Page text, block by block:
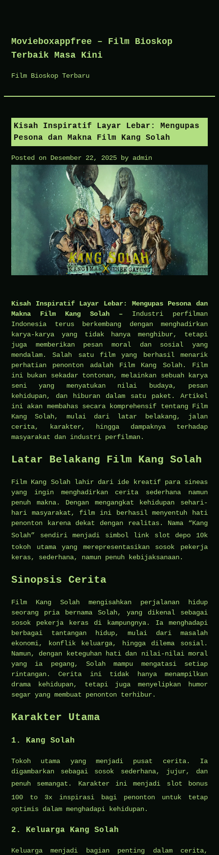
content
Movieboxappfree – Film Bioskop
Terbaik Masa Kini
Film Bioskop Terbaru
Kisah Inspiratif Layar Lebar: Mengupas
Pesona dan Makna Film Kang Solah
Posted on Desember 22, 2025 by admin
Kisah Inspiratif Layar Lebar: Mengupas Pesona dan
Makna Film Kang Solah – Industri perfilman
Indonesia terus berkembang dengan menghadirkan
karya-karya yang tidak hanya menghibur, tetapi
juga memberikan pesan moral dan sosial yang
mendalam. Salah satu film yang berhasil menarik
perhatian penonton adalah Film Kang Solah. Film
ini bukan sekadar tontonan, melainkan sebuah karya
seni yang menyatukan nilai budaya, pesan
kehidupan, dan hiburan dalam satu paket. Artikel
ini akan membahas secara komprehensif tentang Film
Kang Solah, mulai dari latar belakang, jalan
cerita, karakter, hingga dampaknya terhadap
masyarakat dan industri perfilman.
Latar Belakang Film Kang Solah
Film Kang Solah lahir dari ide kreatif para sineas
yang ingin menghadirkan cerita sederhana namun
penuh makna. Dengan mengangkat kehidupan sehari-
hari masyarakat, film ini berhasil menyentuh hati
penonton karena dekat dengan realitas. Nama “Kang
Solah” sendiri menjadi simbol link slot depo 10k
tokoh utama yang merepresentasikan sosok pekerja
keras, sederhana, namun penuh kebijaksanaan.
Sinopsis Cerita
Film Kang Solah mengisahkan perjalanan hidup
seorang pria bernama Solah, yang dikenal sebagai
sosok pekerja keras di kampungnya. Ia menghadapi
berbagai tantangan hidup, mulai dari masalah
ekonomi, konflik keluarga, hingga dilema sosial.
Namun, dengan keteguhan hati dan nilai-nilai moral
yang ia pegang, Solah mampu mengatasi setiap
rintangan. Cerita ini tidak hanya menampilkan
drama kehidupan, tetapi juga menyelipkan humor
segar yang membuat penonton terhibur.
Karakter Utama
1. Kang Solah
Tokoh utama yang menjadi pusat cerita. Ia
digambarkan sebagai sosok sederhana, jujur, dan
penuh semangat. Karakter ini menjadi slot bonus
100 to 3x inspirasi bagi penonton untuk tetap
optimis dalam menghadapi kehidupan.
2. Keluarga Kang Solah
Keluarga menjadi bagian penting dalam cerita,